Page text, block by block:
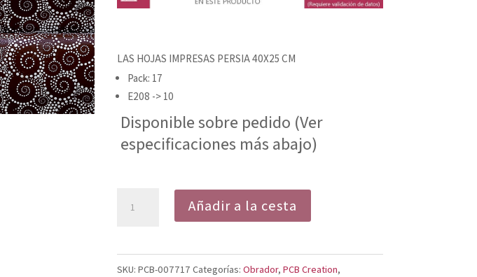
LAS HOJAS IMPRESAS PERSIA 40X25 CM
Pack: 17
E208 -> 10
Disponible sobre pedido (Ver
especificaciones más abajo)
Añadir a la cesta
SKU: PCB-007717 Categorías: Obrador, PCB Creation,